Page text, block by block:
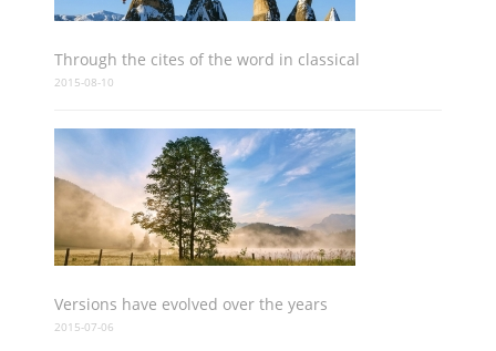
Through the cites of the word in classical
2015-08-10
Versions have evolved over the years
2015-07-06